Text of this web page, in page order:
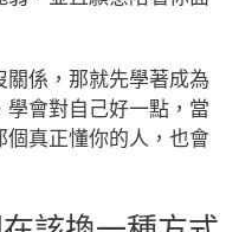
係，那就先學著成為
會對自己好一點，當
真正懂你的人，也會